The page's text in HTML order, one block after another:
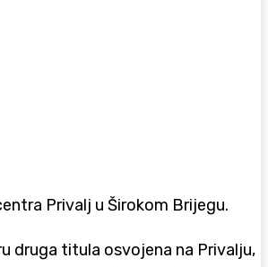
Privalj u Širokom Brijegu.
druga titula osvojena na Privalju,